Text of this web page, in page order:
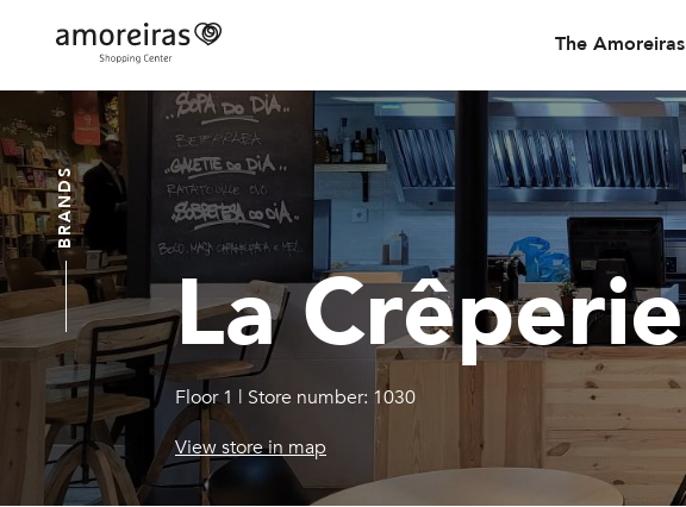
Home
The Amoreiras
La Crêperie
Floor 1 | Store number: 1030
View store in map
BRANDS